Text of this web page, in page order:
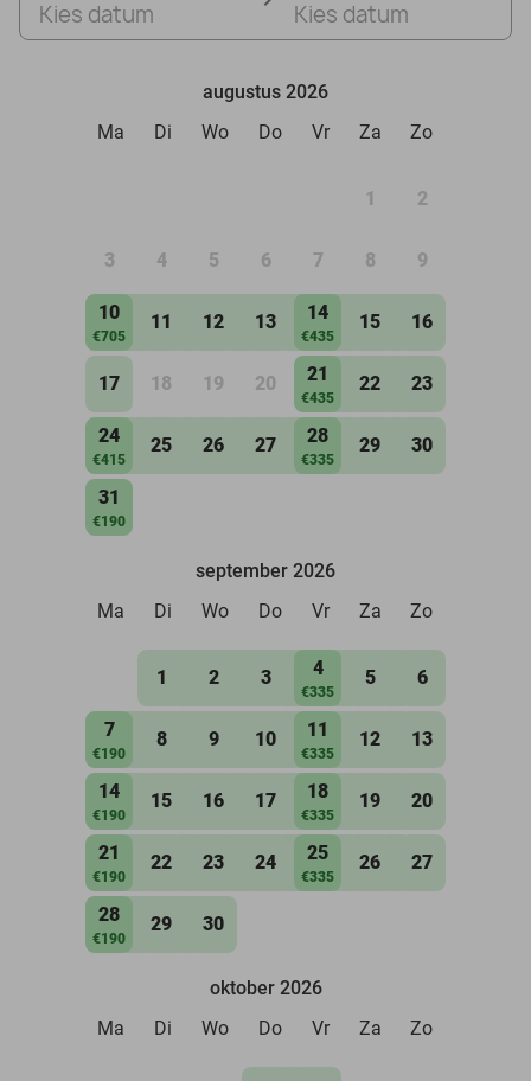
Kies datum Kies datum
augustus 2026
Ma
Di Wo Do Vr Za Zo
1 2
3 4 5 6 7 8 9
10
€705
11 12 13 14
€435
15 16
17 18 19 20 21
€435
22 23
24
€415
25 26 27 28
€335
29 30
31
€190
september 2026
Ma
Di Wo Do Vr Za Zo
1 2 3 4
€335
5 6
7
€190
8 9 10 11
€335
12 13
14
€190
15 16 17 18
€335
19 20
21
€190
22 23 24 25
€335
26 27
28
€190
29 30
oktober 2026
Ma
Di Wo Do Vr Za Zo